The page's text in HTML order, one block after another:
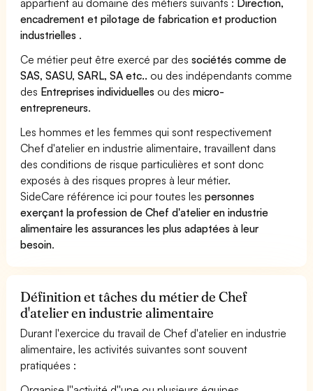
encadrement et pilotage de fabrication et production
industrielles .
Ce métier peut être exercé par dessociétés comme de
SAS, SASU, SARL, SA etc.. ou des indépendants comme
des Entreprises individuelles ou desmicro-
entrepreneurs.
Les hommes et les femmes qui sont respectivement
Chef d'atelier en industrie alimentaire, travaillent dans
des conditions de risque particulières et sont donc
exposés à des risques propres à leur métier.
SideCare référence ici pour toutes lespersonnes
exerçant la profession de Chef d'atelier en industrie
alimentaire les assurances les plus adaptées à leur
besoin.
Définition et tâches du métier de Chef
d'atelier en industrie alimentaire
Durant l'exercice du travail de Chef d'atelier en industrie
alimentaire, les activités suivantes sont souvent
pratiquées :